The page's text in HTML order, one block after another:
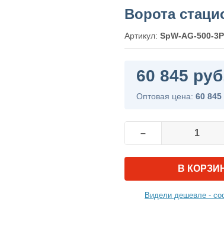
Ворота
Артикул: SpW-AG-500-3P
60 845
Оптовая цена: 60 845
–
В
Видели дешевле -